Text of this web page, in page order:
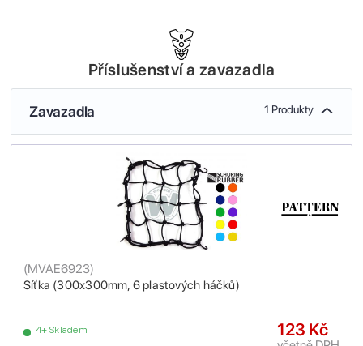
Příslušenství a zavazadla
Zavazadla 1 Produkty
Síťka (300x300mm, 6 plastových háčků)
(MVAE6923)
4+ Skladem 123 Kč